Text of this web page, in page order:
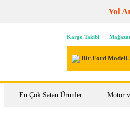
Yol
Kargo Takibi
Bir Ford Modeli
En Çok Satan Ürünler Motor